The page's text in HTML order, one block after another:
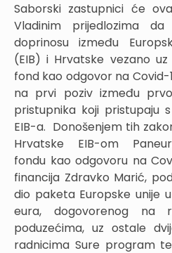
Saborski zastupnici će
Vladinim prijedlozima
doprinosu između
(EIB) i Hrvatske vezano
fond kao odgovor na Covid-
na prvi poziv između
pristupnika koji pristupaju
EIB-a. Donošenjem tih
Hrvatske EIB-om
fondu kao odgovoru na
financija Zdravko Marić,
dio paketa Europske unije
eura, dogovorenog na
poduzećima, uz ostale
radnicima Sure program